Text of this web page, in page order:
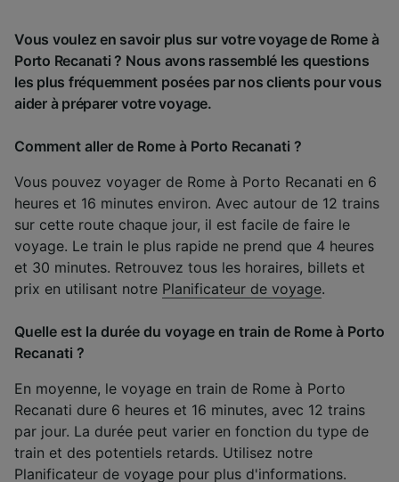
Vous voulez en savoir plus sur votre voyage de Rome à
Porto Recanati ? Nous avons rassemblé les questions
les plus fréquemment posées par nos clients pour vous
aider à préparer votre voyage.
Comment aller de Rome à Porto Recanati ?
Vous pouvez voyager de Rome à Porto Recanati en 6
heures et 16 minutes environ. Avec autour de 12 trains
sur cette route chaque jour, il est facile de faire le
voyage. Le train le plus rapide ne prend que 4 heures
et 30 minutes. Retrouvez tous les horaires, billets et
prix en utilisant notre Planificateur de voyage.
Quelle est la durée du voyage en train de Rome à Porto
Recanati ?
En moyenne, le voyage en train de Rome à Porto
Recanati dure 6 heures et 16 minutes, avec 12 trains
par jour. La durée peut varier en fonction du type de
train et des potentiels retards. Utilisez notre
Planificateur de voyage pour plus d'informations.